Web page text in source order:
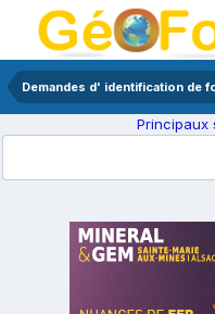
Demandes d' identification de
Principaux